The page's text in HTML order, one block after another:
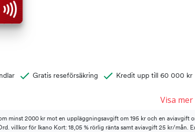
Gratis reseförsäkring Kredit upp till 60 000 kr
Visa mer
minst 2000 kr mot en uppläggningsavgift om 195 kr och en
villkor för Ikano Kort: 18,05 % rörlig ränta samt aviavgift 25 kr/